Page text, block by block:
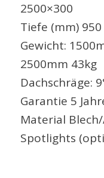
2500×300
Tiefe (mm) 950
Gewicht:
2500mm 43kg
Dachschräge:
Garantie 5
Material
Spotlights